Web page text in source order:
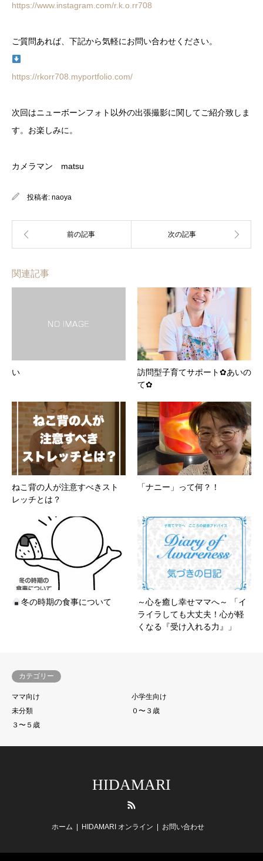
https://www.instagram.com/r.k.o.rr708
ご質問あれば、下記から気軽にお問い合わせください。
https://rkorr708.myportfolio.com/
次回はニューボーンフォト以外の出張撮影に関してご紹介致しま
す。お楽しみに。
カメラマン matsu
投稿者: naoya
関連記事
い
訪問型子育てサポート✿あいの
て✿
ねこ背の人が注意すべきスト
レッチとは？
「ナニー」って何？！
冬の時期の食事について
～心を癒し幸せママへ～ 「イ
ライラしても大丈夫！心が軽
くなる『受け入れる力』」
カテゴリー
ママ向け
小学生向け
未分類
０〜３歳
３〜５歳
HIDAMARI
ホーム HIDAMARI オンライン お問い合わせ